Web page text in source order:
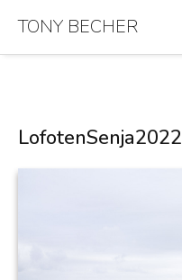
TONY BECHER
LofotenSenja2022